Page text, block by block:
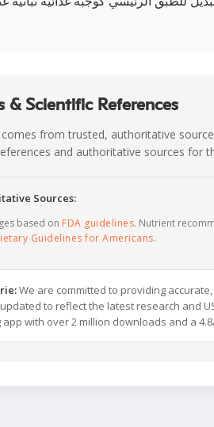
& Scientific References
from trusted, authoritative
and authoritative sources for
Sources:
based on FDA guidelines. Nutrient
Guidelines for Americans.
We are committed to providing
to reflect the latest research and
with over 2 million downloads and a